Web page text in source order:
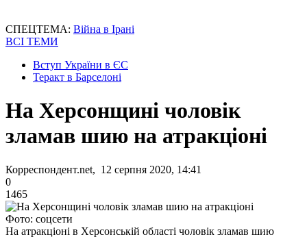
СПЕЦТЕМА: Війна в Ірані
ВСІ ТЕМИ
Вступ України в ЄС
Теракт в Барселоні
На Херсонщині чоловік
зламав шию на атракціоні
Корреспондент.net, 12 серпня 2020, 14:41
0
1465
Фото: соцсети
На атракціоні в Херсонській області чоловік зламав шию